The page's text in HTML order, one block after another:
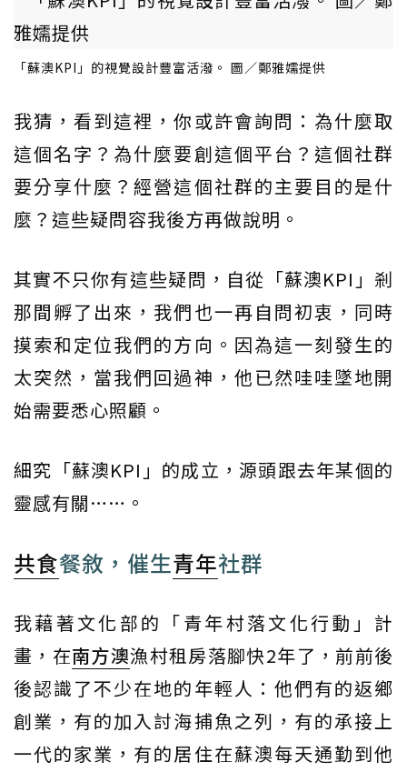
「蘇澳KPI」的視覺設計豐富活潑。 圖／鄭雅嬬提供
我猜，看到這裡，你或許會詢問：為什麼取
這個名字？為什麼要創這個平台？這個社群
要分享什麼？經營這個社群的主要目的是什
麼？這些疑問容我後方再做說明。
其實不只你有這些疑問，自從「蘇澳KPI」剎
那間孵了出來，我們也一再自問初衷，同時
摸索和定位我們的方向。因為這一刻發生的
太突然，當我們回過神，他已然哇哇墜地開
始需要悉心照顧。
細究「蘇澳KPI」的成立，源頭跟去年某個的
靈感有關……。
共食餐敘，催生青年社群
我藉著文化部的「青年村落文化行動」計
畫，在南方澳漁村租房落腳快2年了，前前後
後認識了不少在地的年輕人：他們有的返鄉
創業，有的加入討海捕魚之列，有的承接上
一代的家業，有的居住在蘇澳每天通勤到他